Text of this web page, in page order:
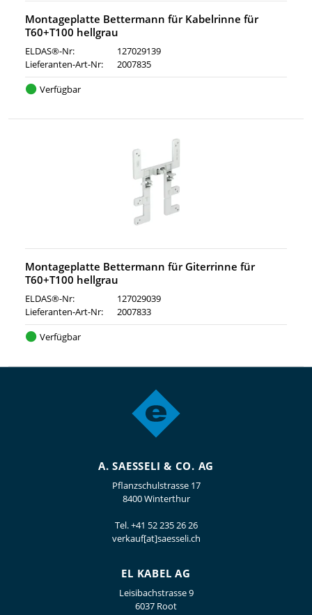
Montageplatte Bettermann für Kabelrinne für
T60+T100 hellgrau
ELDAS®-Nr:
127029139
Lieferanten-Art-Nr:
2007835
Verfügbar
Montageplatte Bettermann für Giterrinne für
T60+T100 hellgrau
ELDAS®-Nr:
127029039
Lieferanten-Art-Nr:
2007833
Verfügbar
A. SAESSELI & CO. AG
Pflanzschulstrasse 17
8400 Winterthur
Tel.+41 52 235 26 26
verkauf[at]saesseli.ch
EL KABEL AG
Leisibachstrasse 9
6037 Root